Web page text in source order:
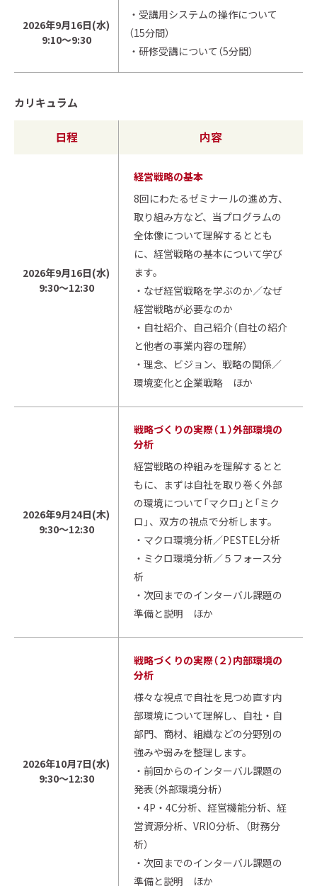
2026年9月16日(水)
9:10～9:30
・受講用システムの操作について
（15分間）
・研修受講について（5分間）
カリキュラム
日程 内容
2026年9月16日(水)
9:30～12:30
経営戦略の基本
8回にわたるゼミナールの進め方、
取り組み方など、当プログラムの
全体像について理解するととも
に、経営戦略の基本について学び
ます。
・なぜ経営戦略を学ぶのか／なぜ
経営戦略が必要なのか
・自社紹介、自己紹介（自社の紹介
と他者の事業内容の理解）
・理念、ビジョン、戦略の関係／
環境変化と企業戦略 ほか
2026年9月24日(木)
9:30～12:30
戦略づくりの実際（１）外部環境の
分析
経営戦略の枠組みを理解するとと
もに、まずは自社を取り巻く外部
の環境について「マクロ」と「ミク
ロ」、双方の視点で分析します。
・マクロ環境分析／PESTEL分析
・ミクロ環境分析／５フォース分
析
・次回までのインターバル課題の
準備と説明 ほか
2026年10月7日(水)
9:30～12:30
戦略づくりの実際（２）内部環境の
分析
様々な視点で自社を見つめ直す内
部環境について理解し、自社・自
部門、商材、組織などの分野別の
強みや弱みを整理します。
・前回からのインターバル課題の
発表（外部環境分析）
・4P・4C分析、経営機能分析、経
営資源分析、VRIO分析、（財務分
析）
・次回までのインターバル課題の
準備と説明 ほか